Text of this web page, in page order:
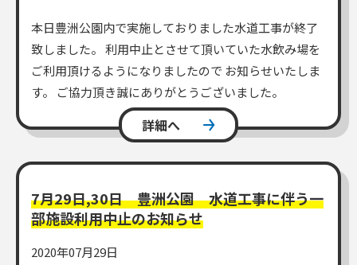
本日豊洲公園内で実施しておりました水道工事が終了
致しました。 利用中止とさせて頂いていた水飲み場を
ご利用頂けるようになりましたので お知らせいたしま
す。 ご協力頂き誠にありがとうございました。
詳細へ
7月29日,30日 豊洲公園 水道工事に伴う一
部施設利用中止のお知らせ
2020年07月29日